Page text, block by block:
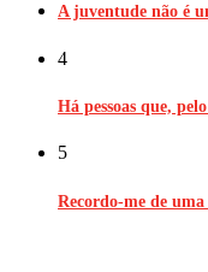
A juventude não é
4
Há pessoas que,
5
Recordo-me de